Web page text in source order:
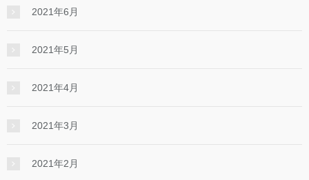
2021年6月
2021年5月
2021年4月
2021年3月
2021年2月